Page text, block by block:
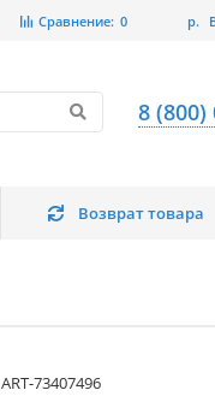
р.
Сравнение: 0
8 (800)
Возврат товара
ART-73407496